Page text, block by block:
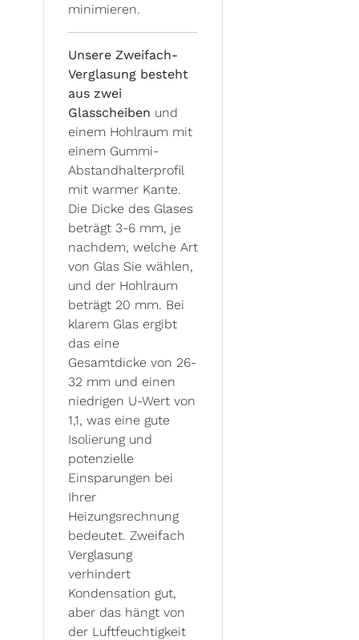
minimieren.
Unsere Zweifach-
Verglasung besteht
aus zwei
Glasscheiben und
einem Hohlraum mit
einem Gummi-
Abstandhalterprofil
mit warmer Kante.
Die Dicke des Glases
beträgt 3-6 mm, je
nachdem, welche Art
von Glas Sie wählen,
und der Hohlraum
beträgt 20 mm. Bei
klarem Glas ergibt
das eine
Gesamtdicke von 26-
32 mm und einen
niedrigen U-Wert von
1,1, was eine gute
Isolierung und
potenzielle
Einsparungen bei
Ihrer
Heizungsrechnung
bedeutet. Zweifach
Verglasung
verhindert
Kondensation gut,
aber das hängt von
der Luftfeuchtigkeit